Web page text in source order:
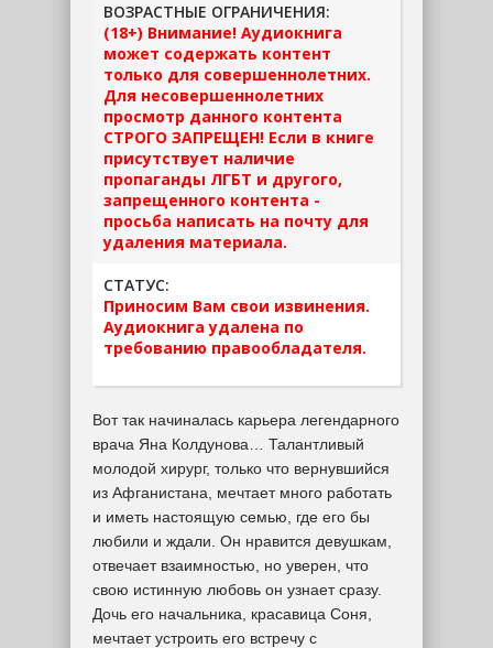
ВОЗРАСТНЫЕ ОГРАНИЧЕНИЯ:
(18+) Внимание! Аудиокнига
может содержать контент
только для совершеннолетних.
Для несовершеннолетних
просмотр данного контента
СТРОГО ЗАПРЕЩЕН! Если в книге
присутствует наличие
пропаганды ЛГБТ и другого,
запрещенного контента -
просьба написать на почту для
удаления материала.
СТАТУС:
Приносим Вам свои извинения.
Аудиокнига удалена по
требованию правообладателя.
Вот так начиналась карьера легендарного
врача Яна Колдунова… Талантливый
молодой хирург, только что вернувшийся
из Афганистана, мечтает много работать
и иметь настоящую семью, где его бы
любили и ждали. Он нравится девушкам,
отвечает взаимностью, но уверен, что
свою истинную любовь он узнает сразу.
Дочь его начальника, красавица Соня,
мечтает устроить его встречу с